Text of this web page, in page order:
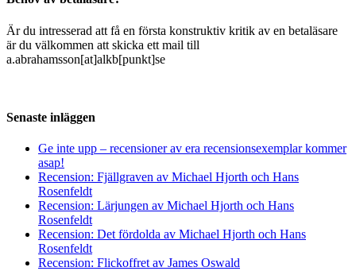
Är du intresserad att få en första konstruktiv kritik av en betaläsare
är du välkommen att skicka ett mail till
a.abrahamsson[at]alkb[punkt]se
Senaste inläggen
Ge inte upp – recensioner av era recensionsexemplar kommer
asap!
Recension: Fjällgraven av Michael Hjorth och Hans
Rosenfeldt
Recension: Lärjungen av Michael Hjorth och Hans
Rosenfeldt
Recension: Det fördolda av Michael Hjorth och Hans
Rosenfeldt
Recension: Flickoffret av James Oswald